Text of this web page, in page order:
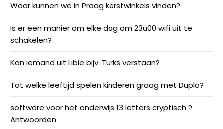
Waar kunnen we in Praag kerstwinkels vinden?
Is er een manier om elke dag om 23u00 wifi uit te
schakelen?
Kan iemand uit Libië bijv. Turks verstaan?
Tot welke leeftijd spelen kinderen graag met Duplo?
software voor het onderwijs 13 letters cryptisch ?
Antwoorden